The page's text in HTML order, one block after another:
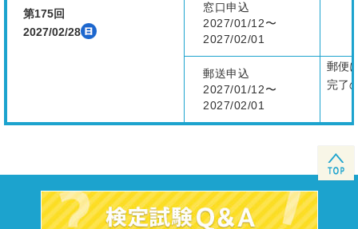
第175回
2027/02/28
窓口申込
2027/01/12〜
2027/02/01
郵送申込
2027/01/12〜
2027/02/01
郵便
完了